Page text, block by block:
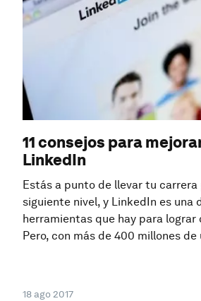
11 consejos para
LinkedIn
Estás a punto de llevar tu carrera
siguiente nivel, y LinkedIn es una
herramientas que hay para lograr
Pero, con más de 400 millones de
18 ago 2017